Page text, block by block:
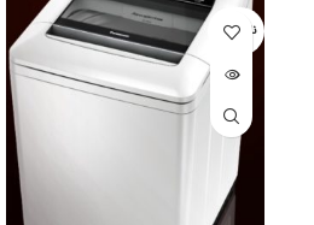
ناموجود